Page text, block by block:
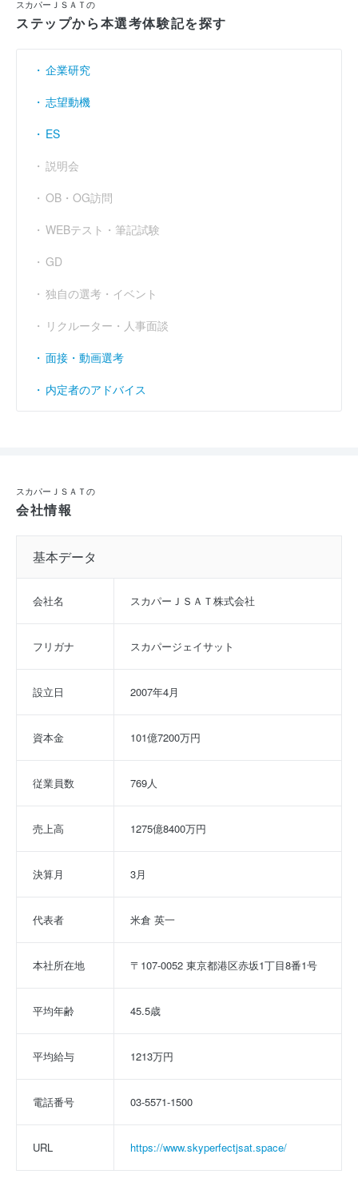
スカパーＪＳＡＴの
ステップから本選考体験記を探す
企業研究
志望動機
ES
説明会
OB・OG訪問
WEBテスト・筆記試験
GD
独自の選考・イベント
リクルーター・人事面談
面接・動画選考
内定者のアドバイス
スカパーＪＳＡＴの
会社情報
基本データ
会社名 スカパーＪＳＡＴ株式会社
フリガナ スカパージェイサット
設立日 2007年4月
資本金 101億7200万円
従業員数 769人
売上高 1275億8400万円
決算月 3月
代表者 米倉 英一
本社所在地 〒107-0052 東京都港区赤坂1丁目8番1号
平均年齢 45.5歳
平均給与 1213万円
電話番号 03-5571-1500
URL https://www.skyperfectjsat.space/